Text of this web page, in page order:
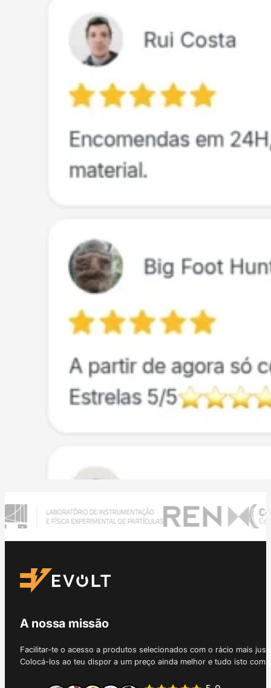
A nossa missão
Facilitar-te o acesso a produtos selecionados com o rácio mais
Colocá-los ao teu dispor a um preço ainda melhor e tudo isto